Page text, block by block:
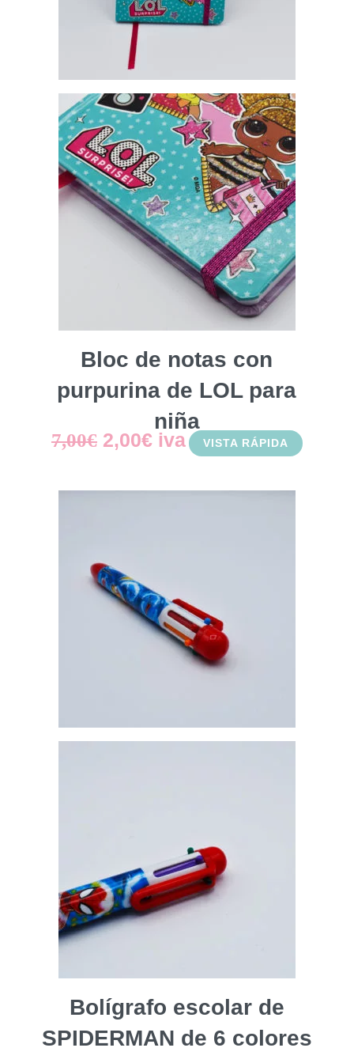
Bloc de notas con
purpurina de LOL para
niña
7,00€ El
7,00€.
2,00€Eliva VISTA RÁPIDA
Bolígrafo escolar de
SPIDERMAN de 6 colores